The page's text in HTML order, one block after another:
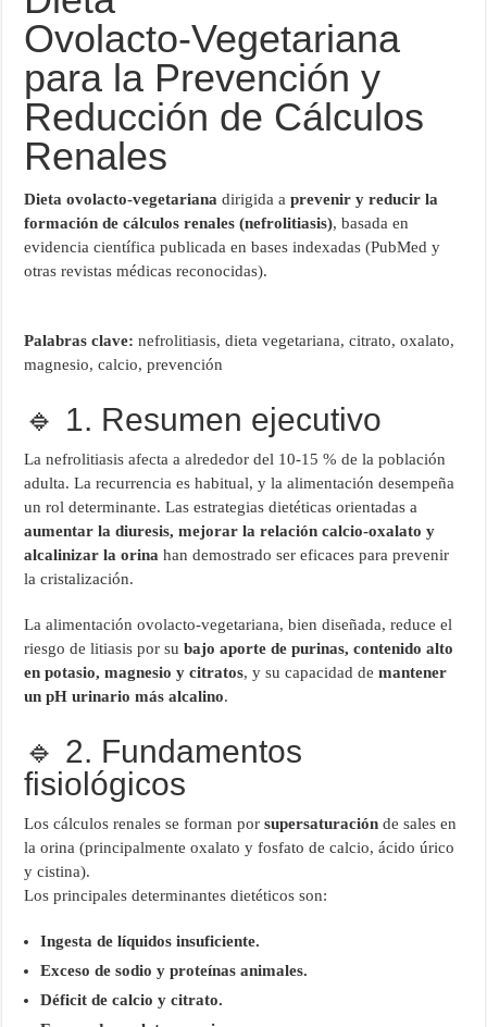
Ovolacto‑Vegetariana
para la Prevención y
Reducción de Cálculos
Renales
Dieta ovolacto‑vegetariana dirigida aprevenir y reducir la
formación de cálculos renales (nefrolitiasis), basada en
evidencia científica publicada en bases indexadas (PubMed y
otras revistas médicas reconocidas).
Palabras clave: nefrolitiasis, dieta vegetariana, citrato, oxalato,
magnesio, calcio, prevención
🔹 1. Resumen ejecutivo
La nefrolitiasis afecta a alrededor del 10‑15 % de la población
adulta. La recurrencia es habitual, y la alimentación desempeña
un rol determinante. Las estrategias dietéticas orientadas a
aumentar la diuresis, mejorar la relación calcio‑oxalato y
alcalinizar la orina han demostrado ser eficaces para prevenir
la cristalización.
La alimentación ovolacto‑vegetariana, bien diseñada, reduce el
riesgo de litiasis por subajo aporte de purinas, contenido alto
en potasio, magnesio y citratos, y su capacidad demantener
un pH urinario más alcalino.
🔹 2. Fundamentos
fisiológicos
Los cálculos renales se forman porsupersaturación de sales en
la orina (principalmente oxalato y fosfato de calcio, ácido úrico
y cistina).
Los principales determinantes dietéticos son:
Ingesta de líquidos insuficiente.
Exceso de sodio y proteínas animales.
Déficit de calcio y citrato.